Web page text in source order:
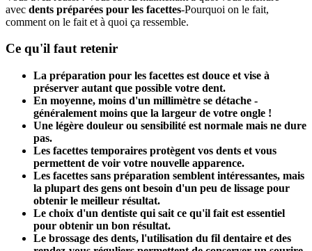
avec dents préparées pour les facettes-Pourquoi on le fait,
comment on le fait et à quoi ça ressemble.
Ce qu'il faut retenir
La préparation pour les facettes est douce et vise à
préserver autant que possible votre dent.
En moyenne, moins d'un millimètre se détache -
généralement moins que la largeur de votre ongle !
Une légère douleur ou sensibilité est normale mais ne dure
pas.
Les facettes temporaires protègent vos dents et vous
permettent de voir votre nouvelle apparence.
Les facettes sans préparation semblent intéressantes, mais
la plupart des gens ont besoin d'un peu de lissage pour
obtenir le meilleur résultat.
Le choix d'un dentiste qui sait ce qu'il fait est essentiel
pour obtenir un bon résultat.
Le brossage des dents, l'utilisation du fil dentaire et des